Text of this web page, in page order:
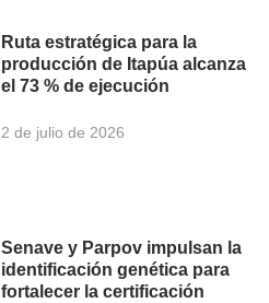
Ruta estratégica para la
producción de Itapúa alcanza
el 73 % de ejecución
2 de julio de 2026
Senave y Parpov impulsan la
identificación genética para
fortalecer la certificación